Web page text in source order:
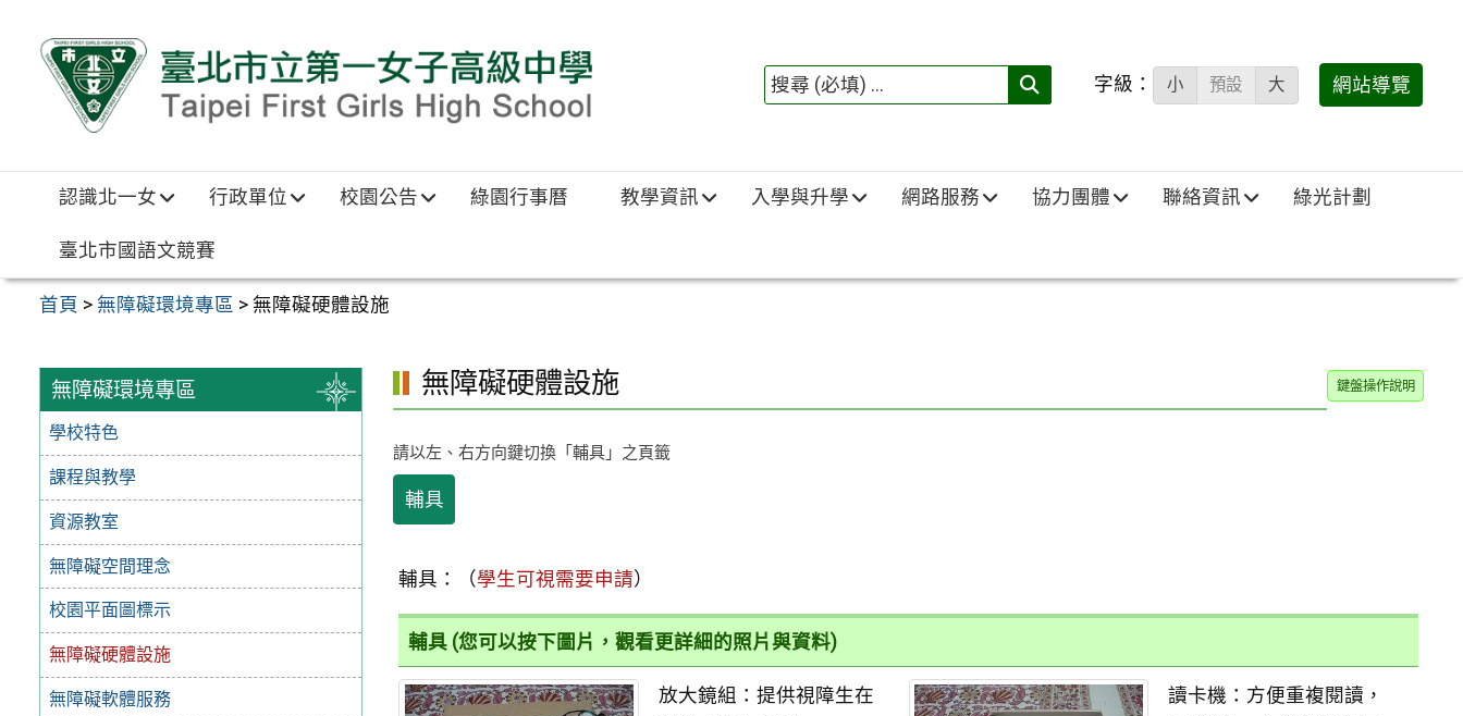
搜
填)：
字級： 小 預設 大 網站導覽
認識北一女 行政單位 校園公告 綠園行事曆 教學資訊 入學與升學 網路服務 協力團體 聯絡資訊 綠光計劃
臺北市國語文競賽
首頁 > 無障礙環境專區 > 無障礙硬體設施
無障礙環境專區
學校特色
課程與教學
資源教室
無障礙空間理念
校園平面圖標示
無障礙硬體設施
無障礙軟體服務
鍵盤操作說明
無障礙硬體設施
請以左、右方向鍵切換「輔具」之頁籤
輔具
輔具：（學生可視需要申請）
輔具 (您可以按下圖片，觀看更詳細的照片與資料)
放大鏡組：提供視障生在
讀卡機：方便重複閱讀，